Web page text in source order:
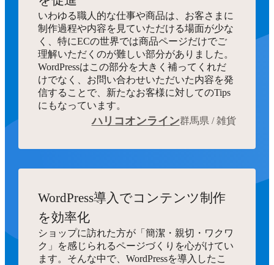
いわゆる職人的な仕事や商品は、お客さまに
制作過程や内容を見ていただける場面が少な
く、特にECの世界では商品ページだけでご
理解いただくのが難しい部分がありました。
WordPressはこの部分を大きく補ってくれだ
けでなく、お問い合わせいただいた内容を発
信することで、新たなお客様に対してのTips
にもなっています。
ハリコオンライン群馬県 / 雑貨
WordPress導入でコンテンツ制作
を効率化
ショップに訪れた方が「簡潔・親切・ワクワ
ク」を感じられるページづくりを心がけてい
ます。そんな中で、WordPressを導入したこ